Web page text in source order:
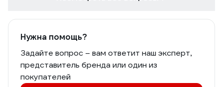
Нужна помощь?
Задайте вопрос – вам ответит наш эксперт,
представитель бренда или один из
покупателей